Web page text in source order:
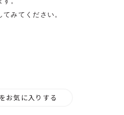
みてください。
お気に入りする